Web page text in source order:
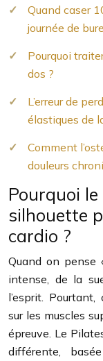
Quand caser
journée de
Pourquoi
dos ?
L’erreur de
élastiques de
Comment
douleurs
Pourquoi
silhouette
cardio ?
Quand on pense
intense, de la
l’esprit.
sur les muscles
épreuve. Le
différente,